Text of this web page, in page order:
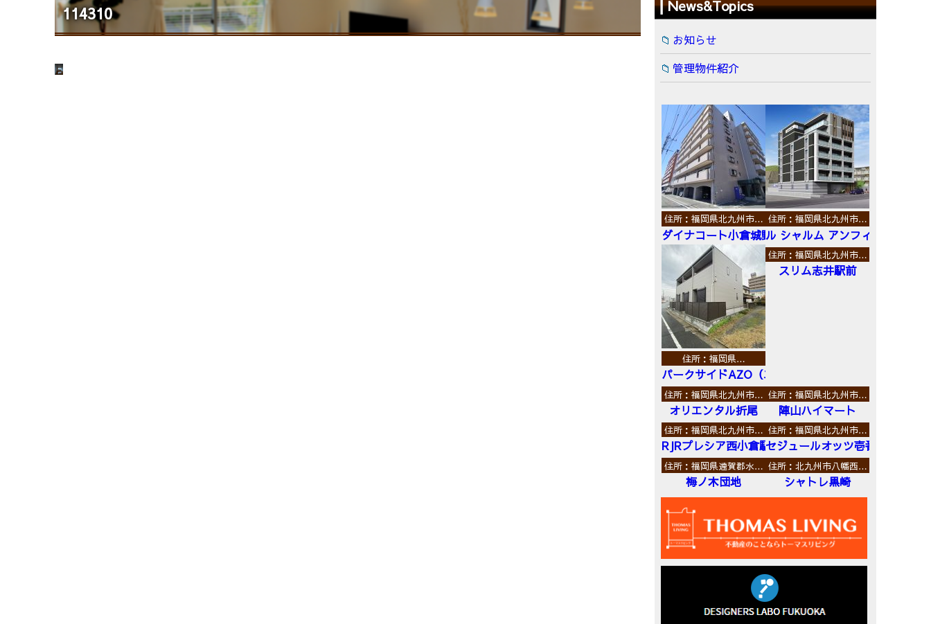
114310 News&Topics
お知らせ
管理物件紹介
住所：福岡県北九州市…
ダイナコート小倉城野
住所：福岡県北九州市…
ル シャルム アンフィニ
住所：福岡県…
パークサイドAZO（エーゼットオー）
住所：福岡県北九州市…
スリム志井駅前
住所：福岡県北九州市…
オリエンタル折尾
住所：福岡県北九州市…
陣山ハイマート
住所：福岡県北九州市…
RJRプレシア西小倉駅前
住所：福岡県北九州市…
セジュールオッツ壱番館
住所：福岡県遠賀郡水…
梅ノ木団地
住所：北九州市八幡西…
シャトレ黒崎